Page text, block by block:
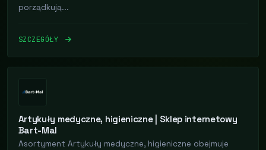
porządkują...
SZCZEGÓŁY
Artykuły medyczne, higieniczne | Sklep internetowy
Bart-Mal
Asortyment Artykuły medyczne, higieniczne obejmuje